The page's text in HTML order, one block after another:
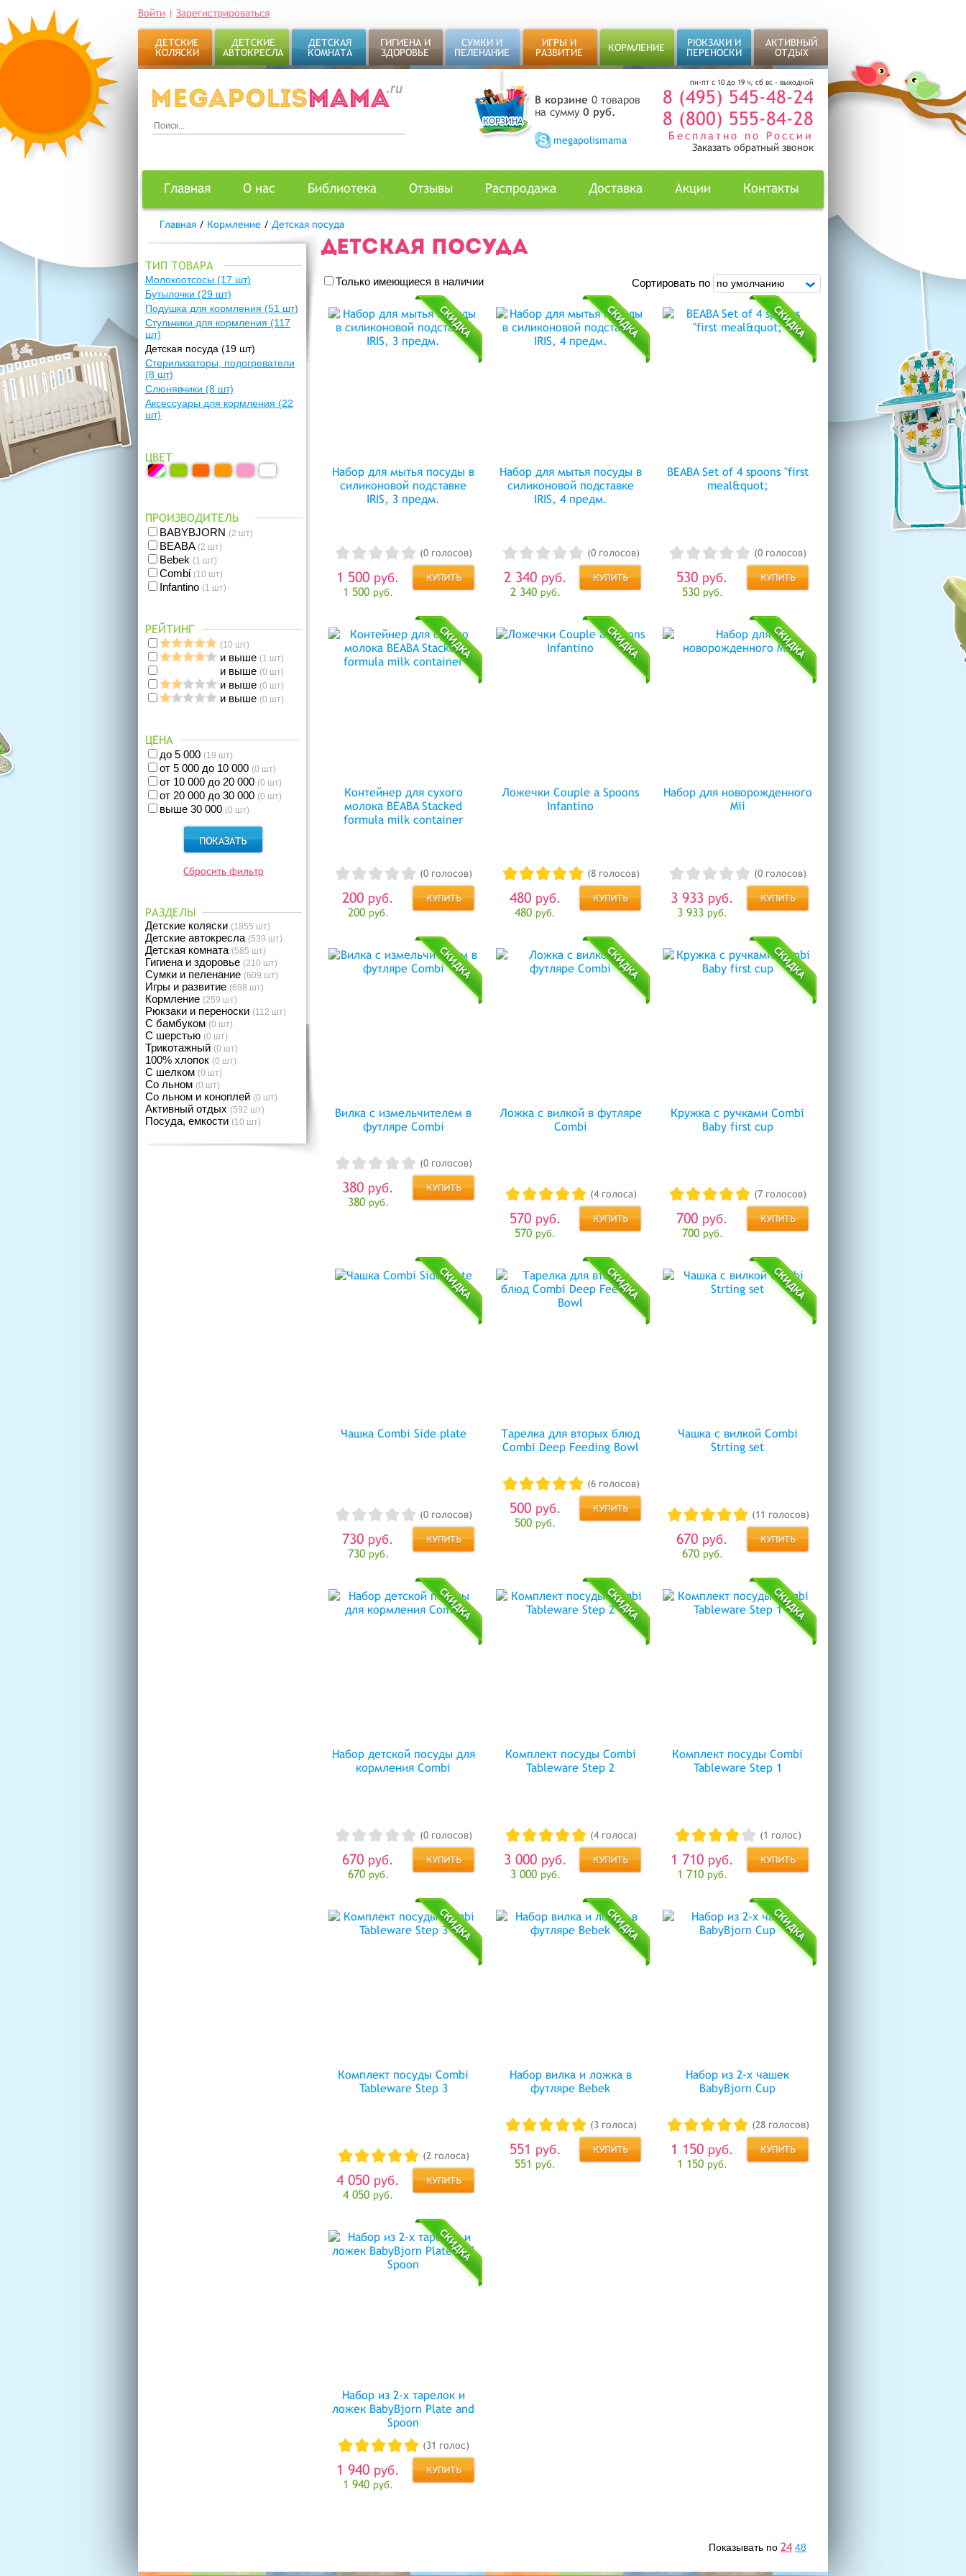
Войти | Зарегистрироваться
ДЕТСКИЕ
КОЛЯСКИ
ДЕТСКИЕ
АВТОКРЕСЛА
ДЕТСКАЯ
КОМНАТА
ГИГИЕНА И
ЗДОРОВЬЕ
СУМКИ И
ПЕЛЕНАНИЕ
ИГРЫ И
РАЗВИТИЕ
КОРМЛЕНИЕ
РЮКЗАКИ И
ПЕРЕНОСКИ
АКТИВНЫЙ
ОТДЫХ
В корзине 0 товаров
на сумму 0 руб.
megapolismama
пн-пт с 10 до 19 ч, сб вс - выходной
8 (495) 545-48-24
8 (800) 555-84-28
Бесплатно по России
Заказать обратный звонок
Главная О нас Библиотека Отзывы Распродажа Доставка Акции Контакты
Главная / Кормление / Детская посуда
ТИП ТОВАРА
Молокоотсосы (17 шт)
Бутылочки (29 шт)
Подушка для кормления (51 шт)
Стульчики для кормления (117
шт)
Детская посуда (19 шт)
Стерилизаторы, подогреватели
(8 шт)
Слюнявчики (8 шт)
Аксессуары для кормления (22
шт)
ЦВЕТ
ПРОИЗВОДИТЕЛЬ
BABYBJORN (2 шт)
BEABA (2 шт)
Bebek (1 шт)
Combi (10 шт)
Infantino (1 шт)
РЕЙТИНГ
(10 шт)
и выше (1 шт)
и выше (0 шт)
и выше (0 шт)
и выше (0 шт)
ЦЕНА
до 5 000 (19 шт)
от 5 000 до 10 000 (0 шт)
от 10 000 до 20 000 (0 шт)
от 20 000 до 30 000 (0 шт)
выше 30 000 (0 шт)
Сбросить фильтр
РАЗДЕЛЫ
Детские коляски (1855 шт)
Детские автокресла (539 шт)
Детская комната (585 шт)
Гигиена и здоровье (210 шт)
Сумки и пеленание (609 шт)
Игры и развитие (698 шт)
Кормление (259 шт)
Рюкзаки и переноски (112 шт)
С бамбуком (0 шт)
С шерстью (0 шт)
Трикотажный (0 шт)
100% хлопок (0 шт)
С шелком (0 шт)
Со льном (0 шт)
Со льном и коноплей (0 шт)
Активный отдых (592 шт)
Посуда, емкости (10 шт)
ДЕТСКАЯ ПОСУДА
Только имеющиеся в наличии Сортировать по
Набор для мытья посуды в
силиконовой подставке
IRIS, 3 предм.
(0 голосов)
1 500 руб.
1 500 руб.
Набор для мытья посуды в
силиконовой подставке
IRIS, 4 предм.
(0 голосов)
2 340 руб.
2 340 руб.
BEABA Set of 4 spoons "first
meal&quot;
(0 голосов)
530 руб.
530 руб.
Контейнер для сухого
молока BEABA Stacked
formula milk container
(0 голосов)
200 руб.
200 руб.
Ложечки Couple a Spoons
Infantino
(8 голосов)
480 руб.
480 руб.
Набор для новорожденного
Mii
(0 голосов)
3 933 руб.
3 933 руб.
Вилка с измельчителем в
футляре Combi
(0 голосов)
380 руб.
380 руб.
Ложка с вилкой в футляре
Combi
(4 голоса)
570 руб.
570 руб.
Кружка с ручками Combi
Baby first cup
(7 голосов)
700 руб.
700 руб.
Чашка Combi Side plate
(0 голосов)
730 руб.
730 руб.
Тарелка для вторых блюд
Combi Deep Feeding Bowl
(6 голосов)
500 руб.
500 руб.
Чашка с вилкой Combi
Strting set
(11 голосов)
670 руб.
670 руб.
Набор детской посуды для
кормления Combi
(0 голосов)
670 руб.
670 руб.
Комплект посуды Combi
Tableware Step 2
(4 голоса)
3 000 руб.
3 000 руб.
Комплект посуды Combi
Tableware Step 1
(1 голос)
1 710 руб.
1 710 руб.
Комплект посуды Combi
Tableware Step 3
(2 голоса)
4 050 руб.
4 050 руб.
Набор вилка и ложка в
футляре Bebek
(3 голоса)
551 руб.
551 руб.
Набор из 2-х чашек
BabyBjorn Cup
(28 голосов)
1 150 руб.
1 150 руб.
Набор из 2-х тарелок и
ложек BabyBjorn Plate and
Spoon
(31 голос)
1 940 руб.
1 940 руб.
Показывать по 24 48